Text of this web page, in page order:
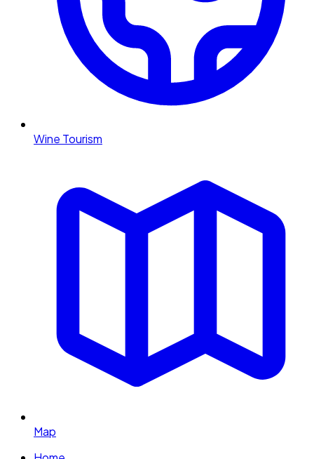
Wine Tourism
Map